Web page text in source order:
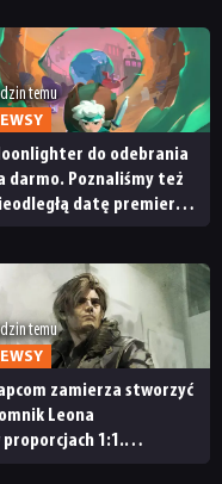
temu
do odebrania
darmo. Poznaliśmy też
datę premiery
temu
zamierza stworzyć
Leona
proporcjach 1:1.